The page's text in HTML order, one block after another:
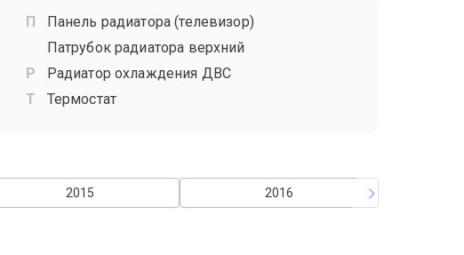
Панель радиатора (телевизор)
Патрубок радиатора верхний
Радиатор охлаждения ДВС
Термостат
2016
2015